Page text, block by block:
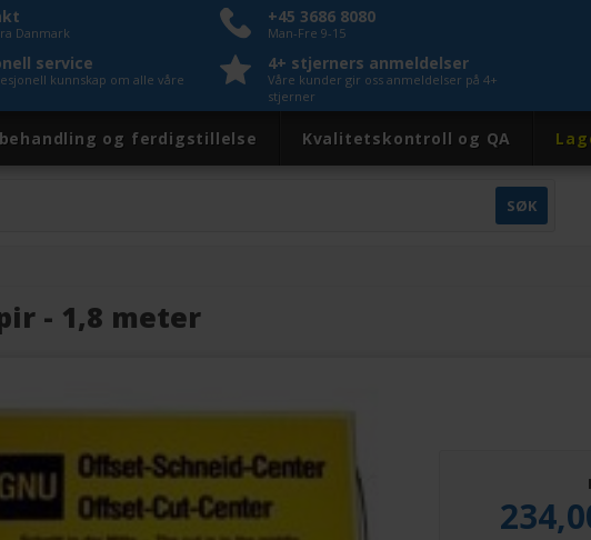
Danmark
+45 3686 8080
Man-Fre 9-15
service
kunnskap om alle våre
4+ stjerners anmeldelser
Våre kunder gir oss anmeldelser på 4+
stjerner
og ferdigstillelse Kvalitetskontroll og QA
- 1,8 meter